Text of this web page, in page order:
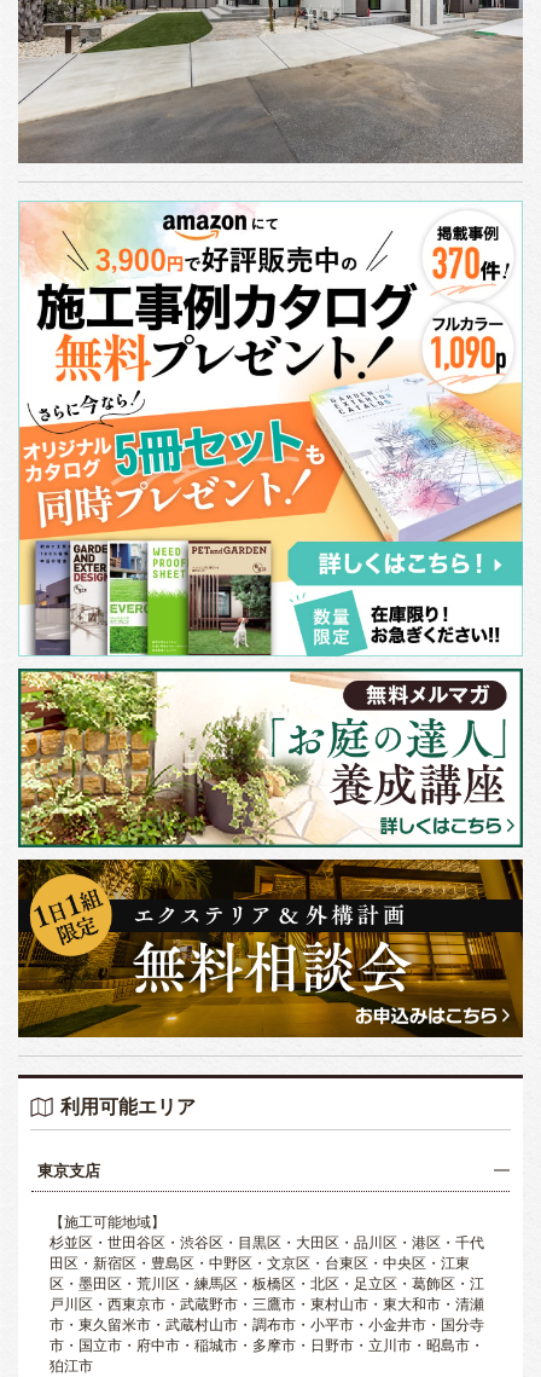
利用可能エリア
東京支店
【施工可能地域】
杉並区・世田谷区・渋谷区・目黒区・大田区・品川区・港区・千代
田区・新宿区・豊島区・中野区・文京区・台東区・中央区・江東
区・墨田区・荒川区・練馬区・板橋区・北区・足立区・葛飾区・江
戸川区・西東京市・武蔵野市・三鷹市・東村山市・東大和市・清瀬
市・東久留米市・武蔵村山市・調布市・小平市・小金井市・国分寺
市・国立市・府中市・稲城市・多摩市・日野市・立川市・昭島市・
狛江市